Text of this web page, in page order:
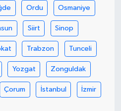
Ordu Osmaniye
Siirt Sinop
Trabzon Tunceli
Yozgat Zonguldak
Çorum İstanbul İzmir